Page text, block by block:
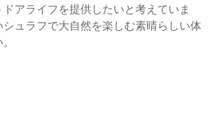
アライフを提供したいと考えていま
ュラフで大自然を楽しむ素晴らしい体